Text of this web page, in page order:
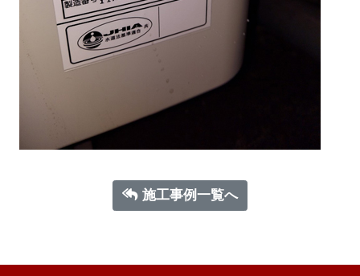
施工事例一覧へ